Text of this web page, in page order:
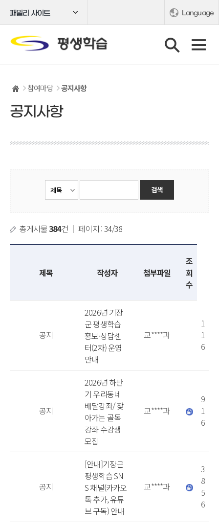
패밀리 사이트 Language
참여마당 공지사항
공지사항
총게시물384건 ｜ 페이지 : 34/38
제목 작성자 첨부파일
조
회
수
공지
2026년 기장
군 평생학습
홍보·상담센
터(2차) 운영
안내
교****과
1
1
6
공지
2026년 하반
기 우리동네
배달강좌/ 찾
아가는 골목
강좌 수강생
모집
교****과
9
1
6
공지
[안내]기장군
평생학습 SN
S 채널(카카오
톡 추가, 유튜
브 구독) 안내
교****과
3
8
5
6